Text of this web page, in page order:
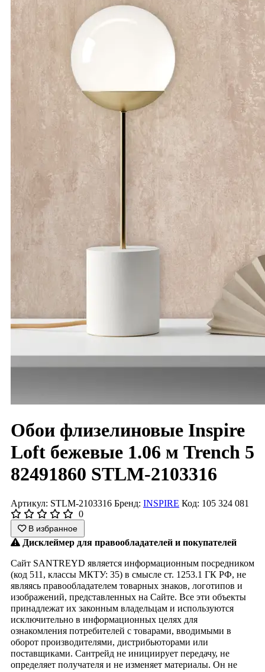
Обои флизелиновые Inspire
Loft бежевые 1.06 м Trench 5
82491860 STLM-2103316
Артикул: STLM-2103316 Бренд: INSPIRE Код: 105 324 081
0
В избранное
Дисклеймер для правообладателей и покупателей
Сайт SANTREYD является информационным посредником
(код 511, классы МКТУ: 35) в смысле ст. 1253.1 ГК РФ, не
являясь правообладателем товарных знаков, логотипов и
изображений, представленных на Сайте. Все эти объекты
принадлежат их законным владельцам и используются
исключительно в информационных целях для
ознакомления потребителей с товарами, вводимыми в
оборот производителями, дистрибьюторами или
поставщиками. Сантрейд не инициирует передачу, не
определяет получателя и не изменяет материалы. Он не